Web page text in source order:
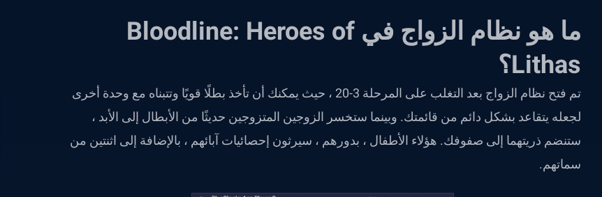
ما هو نظام الزواج في Bloodline: Heroes of
Lithas؟
تم فتح نظام الزواج بعد التغلب على المرحلة 3-20 ، حيث يمكنك أن تأخذ بطلًا قويًا وتتبناه مع وحدة أخرى
لجعله يتقاعد بشكل دائم من قائمتك. وبينما ستخسر الزوجين المتزوجين حديثًا من الأبطال إلى الأبد ،
ستنضم ذريتهما إلى صفوفك. هؤلاء الأطفال ، بدورهم ، سيرثون إحصائيات آبائهم ، بالإضافة إلى اثنتين من
سماتهم.